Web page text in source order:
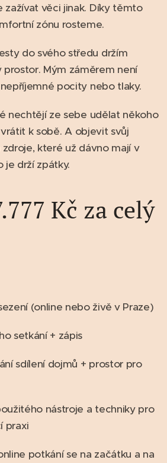
věci jinak. Díky těmto
zónu rosteme.
do svého středu držím
Mým záměrem není
pocity nebo tlaky.
nechtějí ze sebe udělat někoho
k sobě. A objevit svůj
které už dávno mají v
je drží zpátky.
Kč za celý
(online nebo živě v Praze)
setkání + zápis
sdílení dojmů + prostor pro
nástroje a techniky pro
praxi
potkání se na začátku a na